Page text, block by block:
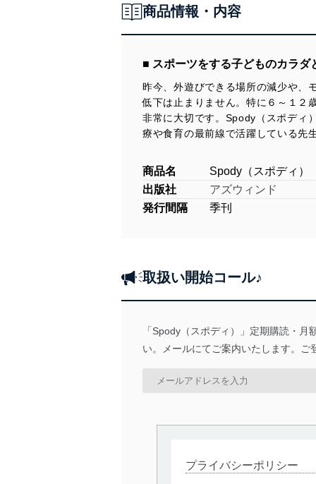
商品情報・内容
■ スポーツをする子どものカラダ
昨今、外遊びできる場所の減少や、
低下は止まりません。特に６～１２
非常に大切です。Spody（スポディ
療や食育の最前線で活躍している先
商品名
Spody（スポディ）
出版社
アズウィンド
発行間隔
季刊
取扱い開始コール♪
「Spody（スポディ）」定期購読・
い。メールにてご案内いたします。ご
プライバシーポリシー